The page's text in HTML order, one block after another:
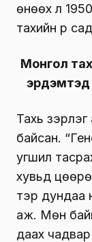
өнөөх л
тахийн үр
Монгол
эрдэмтэд
Тахь
байсан.
угшил
хувьд цөөрөх
тэр дундаа
аж. Мөн
даах